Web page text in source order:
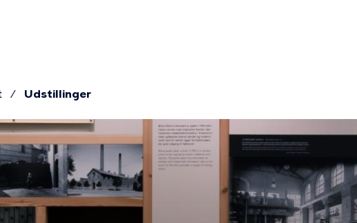
Udstillinger